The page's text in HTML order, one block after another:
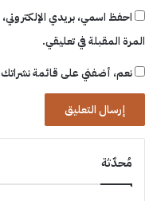
احفظ اسمي، بريدي
المرة المقبلة في تعليقي.
نعم، أضفني على قائمة نشراتك
مُحدّثة